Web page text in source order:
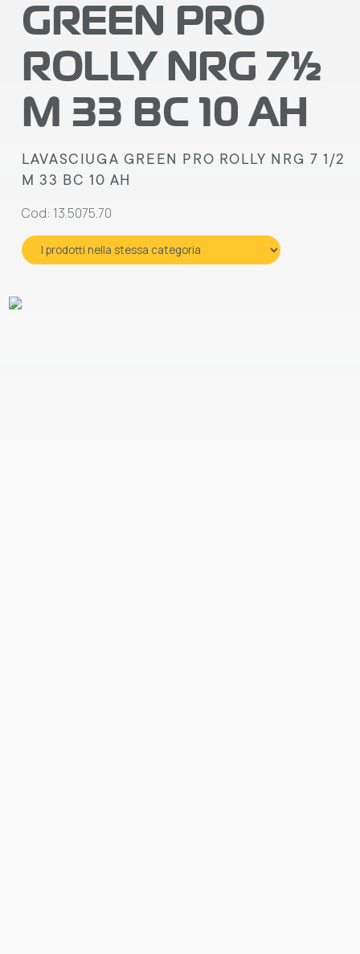
GREEN PRO
ROLLY NRG 7½
M 33 BC 10 AH
LAVASCIUGA GREEN PRO ROLLY NRG 7 1/2
M 33 BC 10 AH
Cod: 13.5075.70